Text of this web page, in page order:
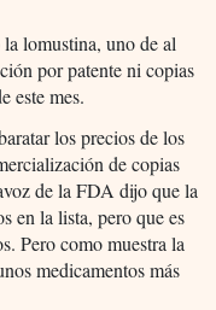
lomustina, uno de al
por patente ni copias
este mes.
los precios de los
de copias
de la FDA dijo que la
en la lista, pero que es
Pero como muestra la
medicamentos más